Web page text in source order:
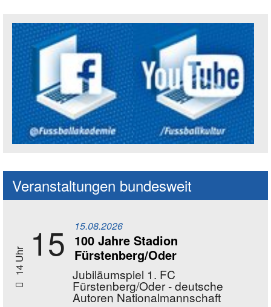
Veranstaltungen bundesweit
14 Uhr 15 15.08.2026
100 Jahre Stadion
Fürstenberg/Oder
Jubiläumspiel 1. FC
Fürstenberg/Oder - deutsche
Autoren Nationalmannschaft